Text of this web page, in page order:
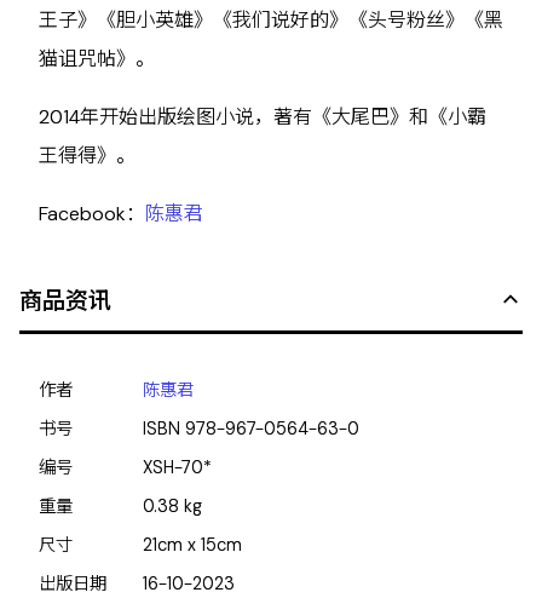
王子》《胆小英雄》《我们说好的》《头号粉丝》《黑
猫诅咒帖》。
2014年开始出版绘图小说，著有《大尾巴》和《小霸
王得得》。
Facebook： 陈惠君
商品资讯
作者
陈惠君
书号
ISBN978-967-0564-63-0
编号
XSH-70*
重量
0.38 kg
尺寸
21cm x 15cm
出版日期
16-10-2023